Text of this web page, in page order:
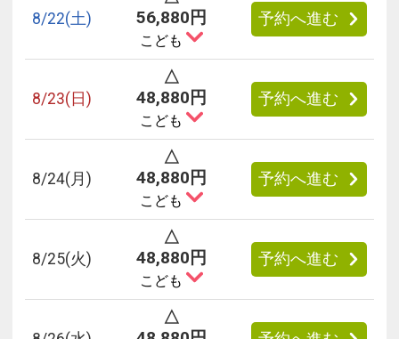
8/22(土)
56,880円
こども
予約へ進む
8/23(日)
△
48,880円
こども
予約へ進む
8/24(月)
△
48,880円
こども
予約へ進む
8/25(火)
△
48,880円
こども
予約へ進む
△